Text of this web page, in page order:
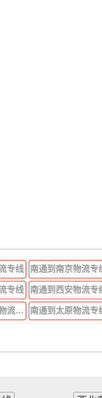
专线 南通到南京物流专
专线 南通到西安物流专
南通到石家庄物流专线 南通到太原物流专